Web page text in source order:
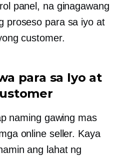
panel, na ginagawang
proseso para sa iyo at
customer.
para sa Iyo at
naming gawing mas
online seller. Kaya
ang lahat ng